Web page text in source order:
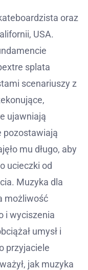
oraz
USA.
splata
scenariuszy z
ujawniają
pozostawiają
mu długo, aby
ucieczki od
Muzyka dla
możliwość
i wyciszenia
umysł i
przyjaciele
jak muzyka